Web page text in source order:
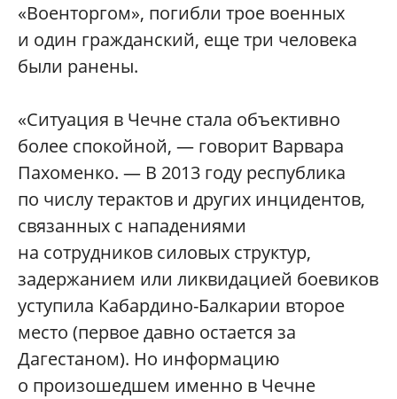
«Военторгом», погибли трое военных
и один гражданский, еще три человека
были ранены.
«Ситуация в Чечне стала объективно
более спокойной, — говорит Варвара
Пахоменко. — В 2013 году республика
по числу терактов и других инцидентов,
связанных с нападениями
на сотрудников силовых структур,
задержанием или ликвидацией боевиков
уступила Кабардино-Балкарии второе
место (первое давно остается за
Дагестаном). Но информацию
о произошедшем именно в Чечне